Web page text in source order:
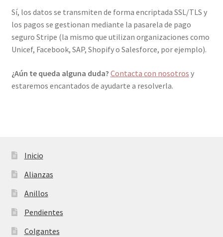
Sí, los datos se transmiten de forma encriptada SSL/TLS y
los pagos se gestionan mediante la pasarela de pago
seguro Stripe (la mismo que utilizan organizaciones como
Unicef, Facebook, SAP, Shopify o Salesforce, por ejemplo).
¿Aún te queda alguna duda? Contacta con nosotros y
estaremos encantados de ayudarte a resolverla.
Inicio
Alianzas
Anillos
Pendientes
Colgantes